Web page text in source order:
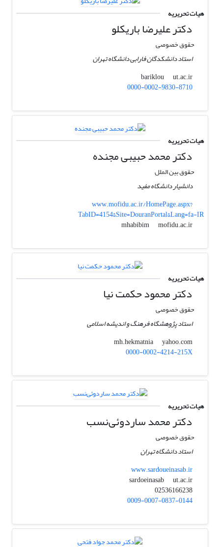
هیات تحریریه
دکتر علیرضا باریکلو
حقوق خصوصی
استاد دانشکدگان فارابی دانشگاه تهران
bariklou
ut.ac.ir
0000-0002-9830-8710
هیات تحریریه
دکتر محمد حبیبی مجنده
حقوق بین الملل
دانشیار دانشگاه مفید
www.mofidu.ac.ir/HomePage.aspx?
TabID=4154&Site=DouranPortal&Lang=fa-IR
mhabibim
mofidu.ac.ir
هیات تحریریه
دکتر محمود حکمت نیا
حقوق خصوصی
استاد پژوهشگاه فرهنگ و اندیشه اسلامی
mh.hekmatnia
yahoo.com
0000-0002-4214-215X
هیات تحریریه
دکتر محمد ساردوئی‌نسب
حقوق خصوصی
استاد دانشگاه تهران
www.sardoueinasab.ir
sardoeinasab
ut.ac.ir
02536166238
0009-0007-0837-0144